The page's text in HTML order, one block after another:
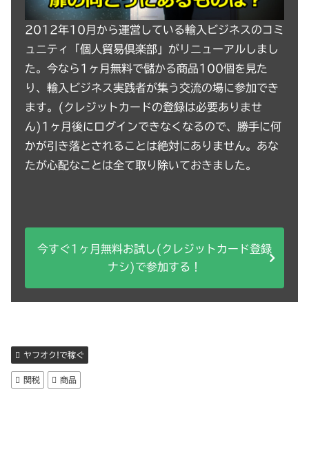
2012年10月から運営している輸入ビジネスのコミ
ュニティ「個人貿易倶楽部」がリニューアルしまし
た。今なら1ヶ月無料で儲かる商品100個を見た
り、輸入ビジネス実践者が集う交流の場に参加でき
ます。(クレジットカードの登録は必要ありませ
ん)1ヶ月後にログインできなくなるので、勝手に何
かが引き落とされることは絶対にありません。あな
たが心配なことは全て取り除いておきました。
今すぐ1ヶ月無料お試し(クレジットカード登録
ナシ)で参加する！
ヤフオク!で稼ぐ
関税 商品